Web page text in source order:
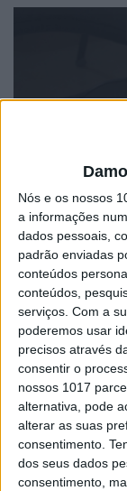
Nós e os nossos
a informações
dados pessoais,
padrão enviadas
conteúdos
conteúdos,
serviços. Com a
poderemos usar
precisos através
consentir o
nossos 1017
alternativa, pode
alterar as suas
consentimento.
dos seus dados
consentimento,
EXAME
Os
mais nos
2023, como
eletrónicos